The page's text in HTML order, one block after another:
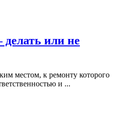
или не
местом, к ремонту которого
и ...